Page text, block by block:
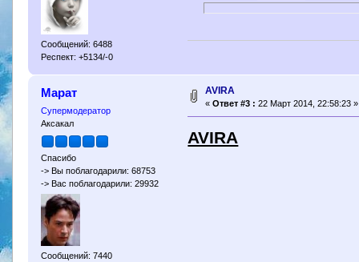
Сообщений: 6488
Респект: +5134/-0
Марат
Супермодератор
Аксакал
Спасибо
-> Вы поблагодарили: 68753
-> Вас поблагодарили: 29932
Сообщений: 7440
AVIRA
« Ответ #3 : 22 Март 2014, 22:58:23 »
AVIRA